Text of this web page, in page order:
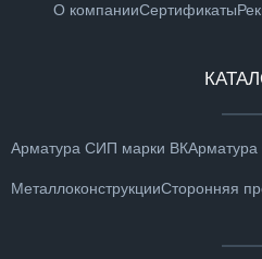
О компанииСертификаты
Арматура СИП марки ВК
МеталлоконструкцииСторонняя